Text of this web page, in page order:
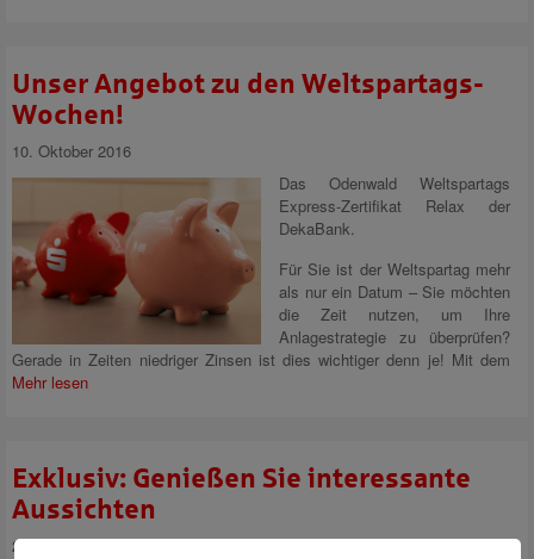
Unser Angebot zu den Weltspartags-
Wochen!
10. Oktober 2016
Das Odenwald Weltspartags
Express-Zertifikat Relax der
DekaBank.
Für Sie ist der Weltspartag mehr
als nur ein Datum – Sie möchten
die Zeit nutzen, um Ihre
Anlagestrategie zu überprüfen?
Gerade in Zeiten niedriger Zinsen ist dies wichtiger denn je! Mit dem
Mehr lesen
Exklusiv: Genießen Sie interessante
Aussichten
20. Juli 2015